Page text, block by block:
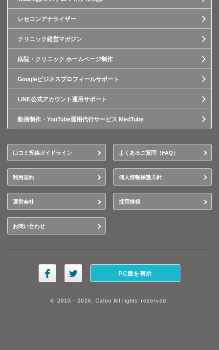
レセコンアナライザー
クリニック経営マガジン
病院・クリニック ホームページ制作
Googleビジネスプロフィールサポート
LINE公式アカウント運用サポート
動画制作・YouTube運用代行サービス MedTube
口コミ投稿ガイドライン よくあるご質問（FAQ）
利用規約 個人情報保護方針
運営会社 採用情報
お問い合わせ
PC版を表示
© 2010 - 2026, Caloo All rights reserved.